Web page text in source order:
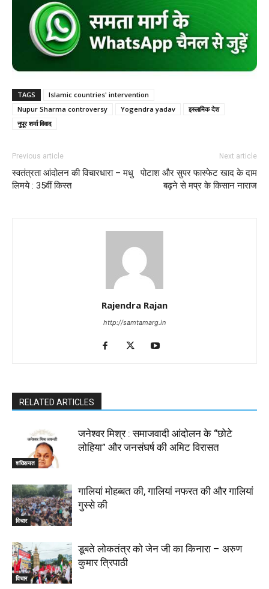
TAGS
Islamic countries' intervention
Nupur Sharma controversy
Yogendra yadav
इस्लामिक देश
नुपूर शर्मा विवाद
Previous article
स्वतंत्रता आंदोलन की विचारधारा – मधु
लिमये : 35वीं किस्त
Next article
पोटाश और सुपर फास्फेट खाद के दाम
बढ़ने से मप्र के किसान नाराज
Rajendra Rajan
http://samtamarg.in
RELATED ARTICLES
शख्सियत
जनेश्वर मिश्र : समाजवादी आंदोलन के “छोटे
लोहिया” और जनसंघर्ष की अमिट विरासत
विचार
गालियां मोहब्बत की, गालियां नफरत की और गालियां
गुस्से की
विचार
डूबते लोकतंत्र को जेन जी का किनारा – अरुण
कुमार त्रिपाठी